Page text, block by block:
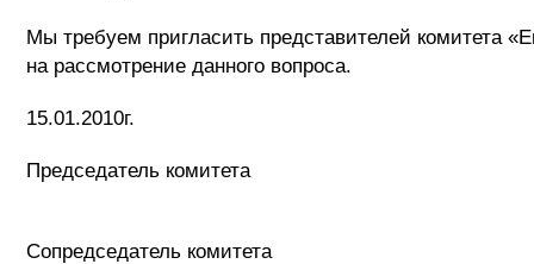
Мы требуем пригласить представителей
на рассмотрение данного вопроса.
15.01.2010г.
Председатель комитета
Сопредседатель комитета